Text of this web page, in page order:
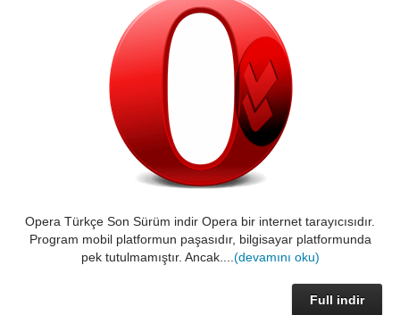
Opera Türkçe Son Sürüm indir Opera bir internet tarayıcısıdır.
Program mobil platformun paşasıdır, bilgisayar platformunda
pek tutulmamıştır. Ancak.... (devamını oku)
Full indir